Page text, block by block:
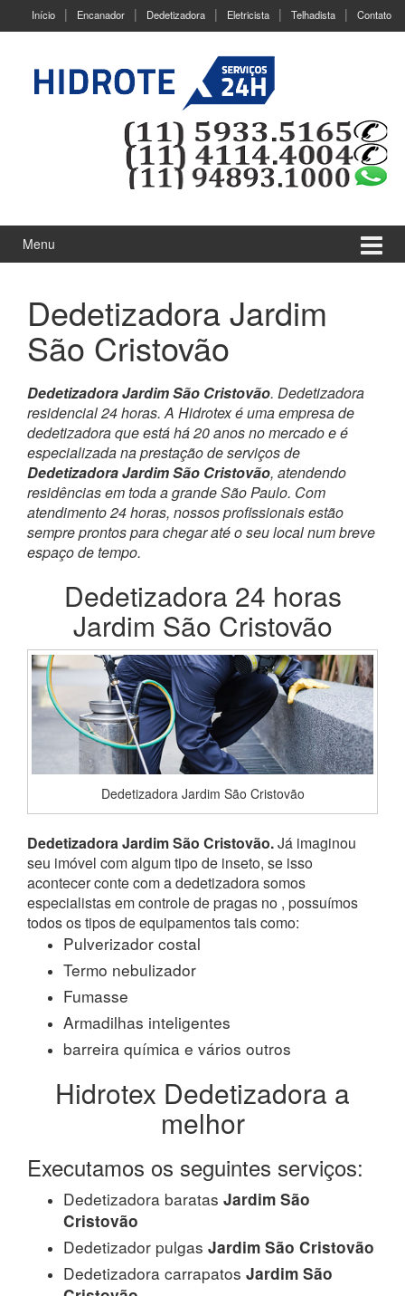
Início Encanador Dedetizadora Eletricista Telhadista Contato
Menu
Dedetizadora Jardim
São Cristovão
Dedetizadora Jardim São Cristovão. Dedetizadora
residencial 24 horas. A Hidrotex é uma empresa de
dedetizadora que está há 20 anos no mercado e é
especializada na prestação de serviços de
Dedetizadora Jardim São Cristovão, atendendo
residências em toda a grande São Paulo. Com
atendimento 24 horas, nossos profissionais estão
sempre prontos para chegar até o seu local num breve
espaço de tempo.
Dedetizadora 24 horas
Jardim São Cristovão
Dedetizadora Jardim São Cristovão
Dedetizadora Jardim São Cristovão.Já imaginou
seu imóvel com algum tipo de inseto, se isso
acontecer conte com a dedetizadora somos
especialistas em controle de pragas no , possuímos
todos os tipos de equipamentos tais como:
Pulverizador costal
Termo nebulizador
Fumasse
Armadilhas inteligentes
barreira química e vários outros
Hidrotex Dedetizadora a
melhor
Executamos os seguintes serviços:
Dedetizadora baratas Jardim São
Cristovão
Dedetizador pulgas Jardim São Cristovão
Dedetizadora carrapatos Jardim São